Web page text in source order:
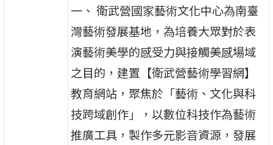
一、 衛武營國家藝術文化中心為南臺
灣藝術發展基地，為培養大眾對於表
演藝術美學的感受力與接觸美感場域
之目的，建置【衛武營藝術學習網】
教育網站，聚焦於「藝術、文化與科
技跨域創作」，以數位科技作為藝術
推廣工具，製作多元影音資源，發展